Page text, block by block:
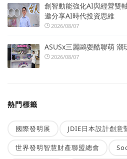
創智動能強化AI與經營雙
邀分享AI時代投資思維
2026/08/07
ASUSx三麗鷗耍酷聯萌 潮
2026/08/07
熱門標籤
國際發明展 JDIE日本設計創意
世界發明智慧財產聯盟總會